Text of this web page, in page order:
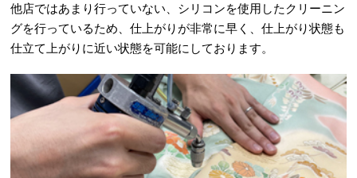
他店ではあまり行っていない、シリコンを使用したクリーニン
グを行っているため、仕上がりが非常に早く、仕上がり状態も
仕立て上がりに近い状態を可能にしております。